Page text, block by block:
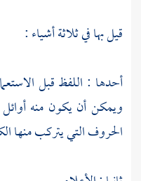
قيل بها في ثلاثة أشياء :
أحدها : اللفظ قبل
ويمكن أن يكون منه أوائل
الحروف التي يتركب منها